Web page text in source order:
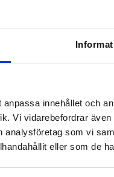
innehållet och
Vi vidarebefordrar
analysföretag som vi
eller som de
Price scale
on various